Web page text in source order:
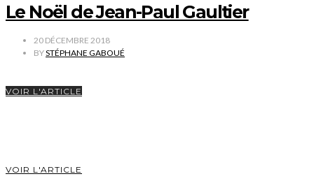
Le Noël de Jean-Paul Gaultier
20 DÉCEMBRE 2018
BYSTÉPHANE GABOUÉ
VOIR L'ARTICLE
VOIR L'ARTICLE